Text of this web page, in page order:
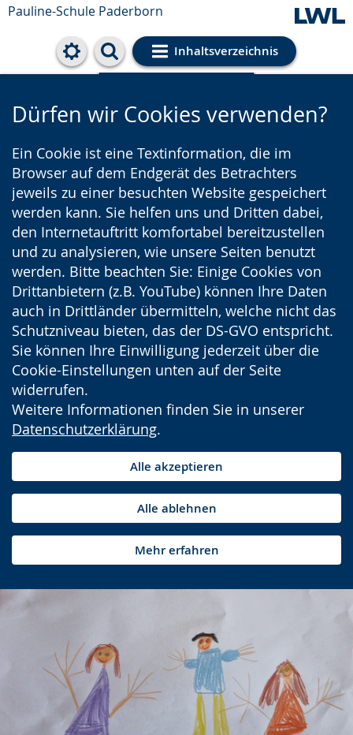
Pauline-Schule Paderborn
Inhaltsverzeichnis
Cookie-Einstellungen
Dürfen wir Cookies verwenden?
Ein Cookie ist eine Textinformation, die im
Browser auf dem Endgerät des Betrachters
jeweils zu einer besuchten Website gespeichert
werden kann. Sie helfen uns und Dritten dabei,
den Internetauftritt komfortabel bereitzustellen
und zu analysieren, wie unsere Seiten benutzt
werden. Bitte beachten Sie: Einige Cookies von
Drittanbietern (z.B. YouTube) können Ihre Daten
auch in Drittländer übermitteln, welche nicht das
Schutzniveau bieten, das der DS-GVO entspricht.
Sie können Ihre Einwilligung jederzeit über die
Cookie-Einstellungen unten auf der Seite
widerrufen.
Weitere Informationen finden Sie in unserer
Datenschutzerklärung.
Alle akzeptieren
Alle ablehnen
Mehr erfahren